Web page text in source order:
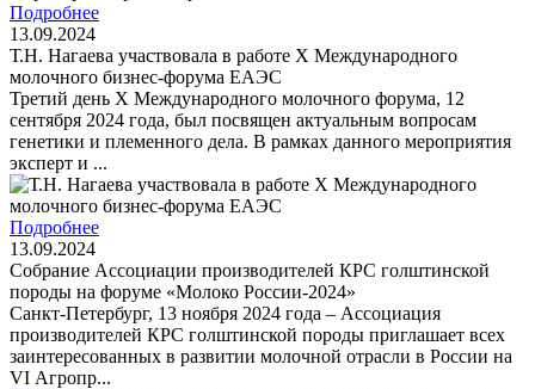
Подробнее
13.09.2024
Т.Н. Нагаева участвовала в работе X Международного
молочного бизнес-форума ЕАЭС
Третий день X Международного молочного форума, 12
сентября 2024 года, был посвящен актуальным вопросам
генетики и племенного дела. В рамках данного мероприятия
эксперт и ...
Подробнее
13.09.2024
Собрание Ассоциации производителей КРС голштинской
породы на форуме «Молоко России-2024»
Санкт-Петербург, 13 ноября 2024 года – Ассоциация
производителей КРС голштинской породы приглашает всех
заинтересованных в развитии молочной отрасли в России на
VI Агропр...